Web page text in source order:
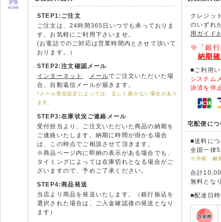
STEP1:ご注文
ご注文は、24時間365日いつでも承っておりま
す。お気軽にご利用下さいませ。
(お電話でのご対応は営業時間内とさせて頂いて
おります。）
STEP2:注文確認メール
インターネット 、 メールでご注文いただいた場
合、自動返信メールが届きます。
*メール受信設定によっては、正しく届かない場合があり
ます。
STEP3:在庫状況ご連絡メール
受付担当より、ご注文いただいた商品の納期を
ご連絡いたします。納期に時間が掛かる場合
は、この時点でご相談させて頂きます。
※商品ページ内に即納の表示がある場合でも、
タイミングによっては在庫切れとなる場合がご
ざいますので、予めご了承ください。
STEP4:商品発送
当店より商品を発送いたします。（銀行振込を
選択された場合は、ご入金確認後の発送となり
ます）
クレジッ
のいずれ
用ガイド
※「銀行
納期
■ご利用
システム
決済を停
宅配便に
■送料に
全国一律
※沖縄・離
合計
無料とな
■配達日